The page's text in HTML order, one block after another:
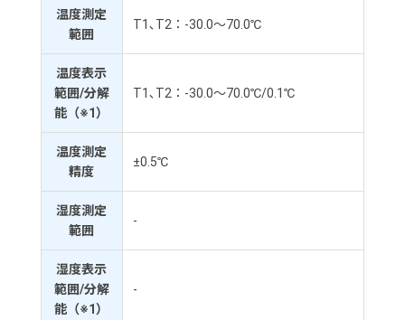
温度測定
範囲
T1､T2：-30.0～70.0℃
温度表示
範囲/分解
能（※1）
T1､T2：-30.0～70.0℃/0.1℃
温度測定
精度
±0.5℃
湿度測定
範囲
-
湿度表示
範囲/分解
能（※1）
-